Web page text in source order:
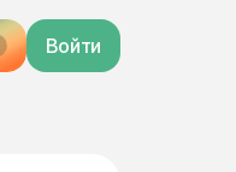
Войти